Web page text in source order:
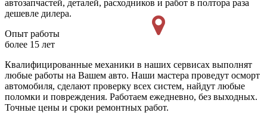
автозапчастей, деталей, расходников и работ в полтора раза
дешевле дилера.
Опыт работы
более 15 лет
Квалифицированные механики в наших сервисах выполнят
любые работы на Вашем авто. Наши мастера проведут осморт
автомобиля, сделают проверку всех систем, найдут любые
поломки и повреждения. Работаем ежедневно, без выходных.
Точные цены и сроки ремонтных работ.